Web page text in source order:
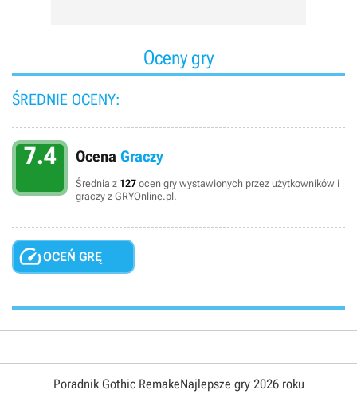
Oceny gry
ŚREDNIE OCENY:
7.4 Ocena Graczy
Średnia z 127 ocen gry wystawionych przez użytkowników i
graczy z GRYOnline.pl.
OCEŃ GRĘ
Poradnik Gothic RemakeNajlepsze gry 2026 roku